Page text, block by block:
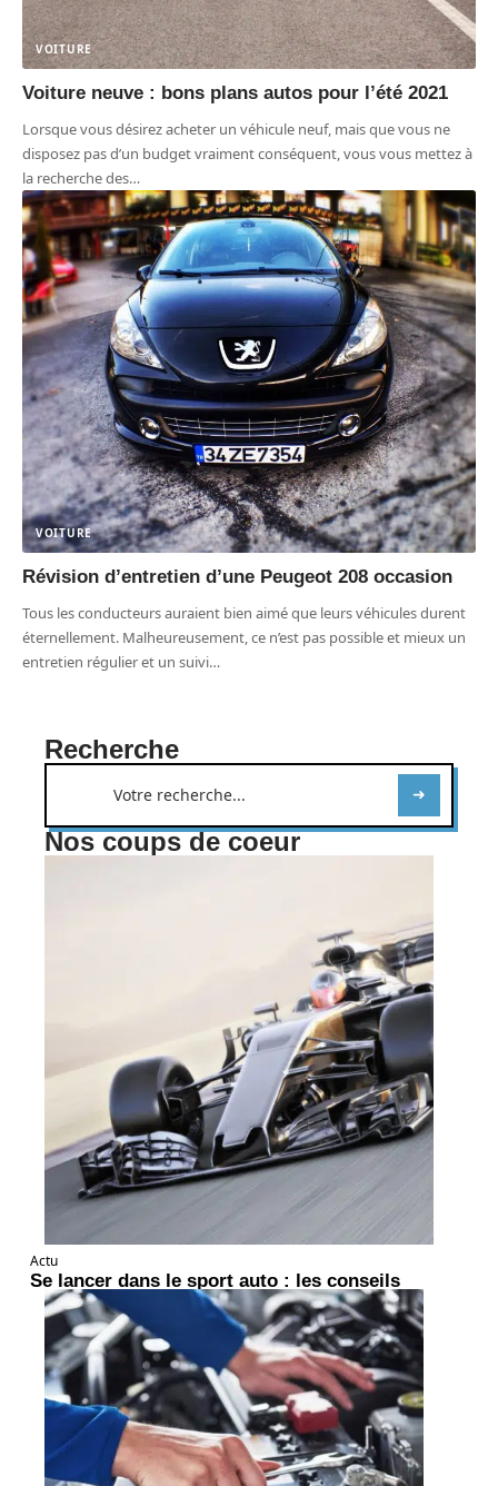
VOITURE
Voiture neuve : bons plans autos pour l’été 2021
Lorsque vous désirez acheter un véhicule neuf, mais que vous ne
disposez pas d’un budget vraiment conséquent, vous vous mettez à
la recherche des…
VOITURE
Révision d’entretien d’une Peugeot 208 occasion
Tous les conducteurs auraient bien aimé que leurs véhicules durent
éternellement. Malheureusement, ce n’est pas possible et mieux un
entretien régulier et un suivi…
Recherche
Nos coups de coeur
Actu
Se lancer dans le sport auto : les conseils